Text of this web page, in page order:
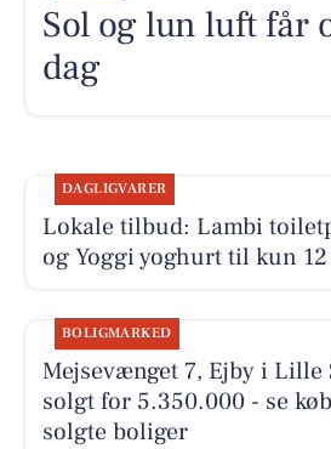
Sol og lun luft får
dag
DAGLIGVARER
Lokale tilbud: Lambi
og Yoggi yoghurt til kun
BOLIGMARKED
Mejsevænget 7, Ejby i Lille
solgt for 5.350.000 - se
solgte boliger